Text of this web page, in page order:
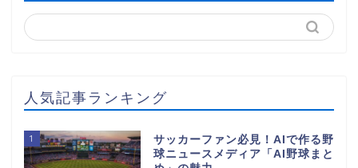
人気記事ランキング
1
サッカーファン必見！AIで作る野
球ニュースメディア「AI野球まと